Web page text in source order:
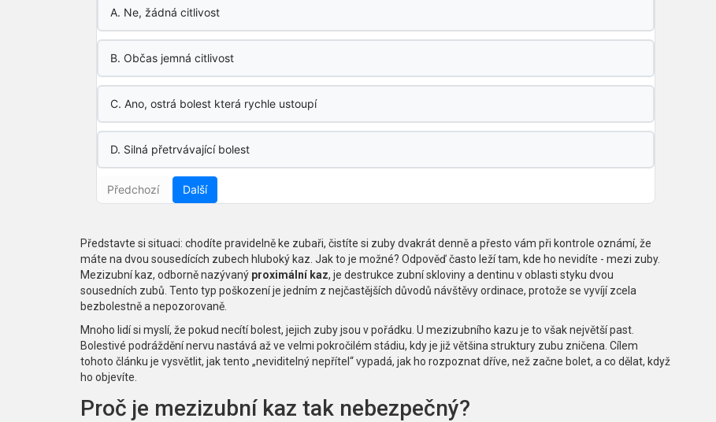
A. Ne, žádná citlivost
B. Občas jemná citlivost
C. Ano, ostrá bolest která rychle ustoupí
D. Silná přetrvávající bolest
Předchozí Další
Představte si situaci: chodíte pravidelně ke zubaři, čistíte si zuby dvakrát denně a přesto vám při kontrole oznámí, že
máte na dvou sousedících zubech hluboký kaz. Jak to je možné? Odpověď často leží tam, kde ho nevidíte - mezi zuby.
Mezizubní kaz, odborně nazývaný proximální kaz, je destrukce zubní skloviny a dentinu v oblasti styku dvou
sousedních zubů . Tento typ poškození je jedním z nejčastějších důvodů návštěvy ordinace, protože se vyvíjí zcela
bezbolestně a nepozorovaně.
Mnoho lidí si myslí, že pokud necítí bolest, jejich zuby jsou v pořádku. U mezizubního kazu je to však největší past.
Bolestivé podráždění nervu nastává až ve velmi pokročilém stádiu, kdy je již většina struktury zubu zničena. Cílem
tohoto článku je vysvětlit, jak tento „neviditelný nepřítel“ vypadá, jak ho rozpoznat dříve, než začne bolet, a co dělat, když
ho objevíte.
Proč je mezizubní kaz tak nebezpečný?